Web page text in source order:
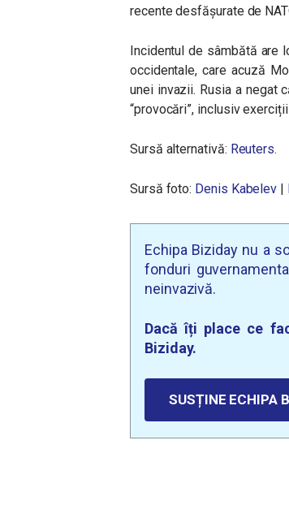
recente desfășurate de
Incidentul de sâmbătă are
occidentale, care acuză
unei invazii. Rusia a negat
“provocări”, inclusiv
Sursă alternativă: Reuters.
Sursă foto: Denis Kabelev |
Echipa Biziday nu a
fonduri
neinvazivă.
Dacă îți place ce
Biziday.
SUSȚINE ECHIPA